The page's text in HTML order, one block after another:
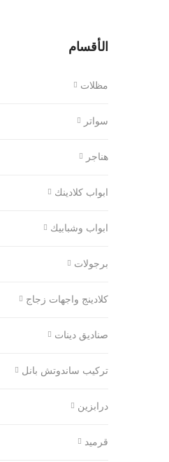
الأقسام
مظلات
سواتر
هناجر
ابواب كلادينك
ابواب وشبابيك
برجولات
كلادينج واجهات زجاج
صناديق دينات
تركيب ساندوتش بانل
درابزين
قرميد